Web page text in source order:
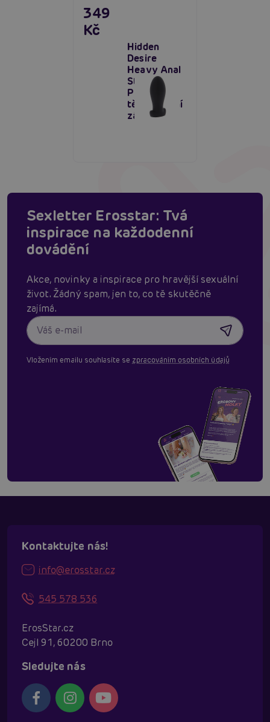
Hidden
Desire
Heavy Anal
Stretcher
Plug M,
těžká anální
zástrčka
349
Kč
Sexletter Erosstar: Tvá
inspirace na každodenní
dovádění
Akce, novinky a inspirace pro hravější sexuální
život. Žádný spam, jen to, co tě skutěčně
zajímá.
Vložením emailu souhlasíte se zpracováním osobních údajů
Kontaktujte nás!
info@erosstar.cz
545 578 536
ErosStar.cz
Cejl 91, 60200 Brno
Sledujte nás